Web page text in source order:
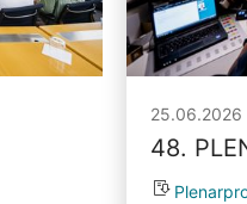
25.06.2026
48.